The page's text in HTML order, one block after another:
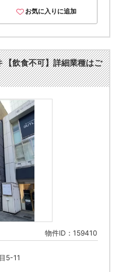
お気に入りに追加
【飲食不可】詳細業種はご
物件ID：159410
5-11